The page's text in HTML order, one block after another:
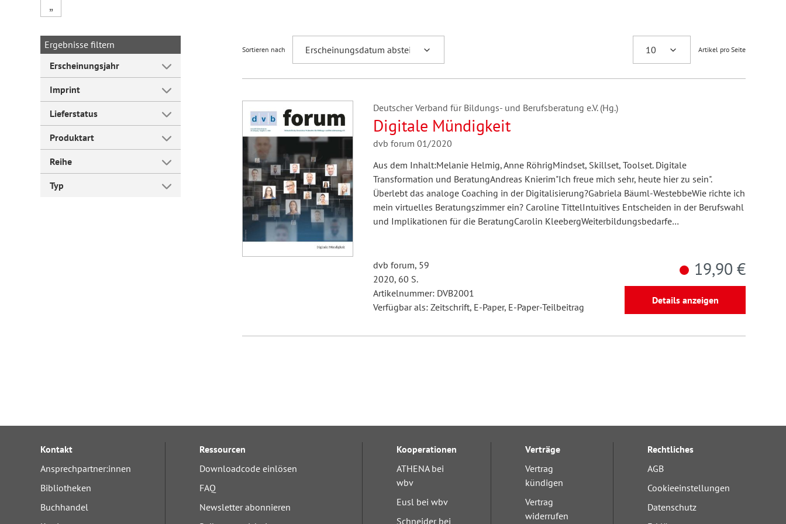
Forum Arbeitslehre
„
Ergebnisse filtern
Erscheinungsjahr
Imprint
Lieferstatus
Produktart
Reihe
Typ
Sortieren nach Artikel pro Seite
Deutscher Verband für Bildungs- und Berufsberatung e.V. (Hg.)
Digitale Mündigkeit
dvb forum 01/2020
Aus dem Inhalt:Melanie Helmig, Anne RöhrigMindset, Skillset, Toolset. Digitale
Transformation und BeratungAndreas Knierim"Ich freue mich sehr, heute hier zu sein".
Überlebt das analoge Coaching in der Digitalisierung?Gabriela Bäuml-WestebbeWie richte ich
mein virtuelles Beratungszimmer ein? Caroline TittelIntuitives Entscheiden in der Berufswahl
und Implikationen für die BeratungCarolin KleebergWeiterbildungsbedarfe…
dvb forum, 59
2020, 60 S.
Artikelnummer: DVB2001
Verfügbar als: Zeitschrift, E-Paper, E-Paper-Teilbeitrag
19,90 €
Details anzeigen
Kontakt
Ansprechpartner:innen
Bibliotheken
Buchhandel
Ressourcen
Downloadcode einlösen
FAQ
Newsletter abonnieren
Kooperationen
ATHENA bei
wbv
Eusl bei wbv
Schneider bei
Verträge
Vertrag
kündigen
Vertrag
widerrufen
Rechtliches
AGB
Cookieeinstellungen
Datenschutz